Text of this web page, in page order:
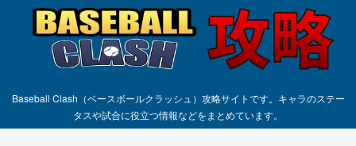
Baseball Clash（ベースボールクラッシュ）攻略サイトです。キャラのステー
タスや試合に役立つ情報などをまとめています。